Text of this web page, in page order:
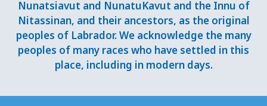
Nunatsiavut and NunatuKavut and the Innu of
Nitassinan, and their ancestors, as the original
peoples of Labrador. We acknowledge the many
peoples of many races who have settled in this
place, including in modern days.